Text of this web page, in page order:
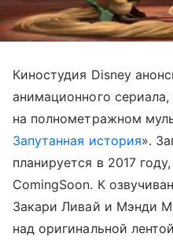
Киностудия Disney
анимационного сериала,
на полнометражном
Запутанная история».
планируется в 2017
ComingSoon. К
Закари Ливай и Мэнди
над оригинальной